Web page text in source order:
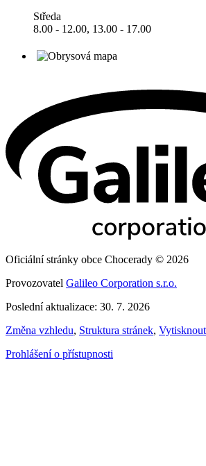
Středa
8.00 - 12.00, 13.00 - 17.00
Oficiální stránky obce Chocerady © 2026
Provozovatel Galileo Corporation s.r.o.
Poslední aktualizace: 30. 7. 2026
Změna vzhledu, Struktura stránek, Vytisknout
Prohlášení o přístupnosti